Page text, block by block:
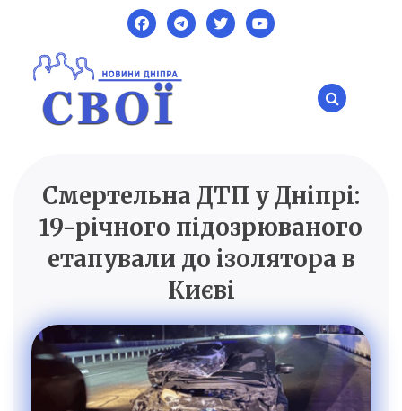
content
SVOI.DP.UA
Новини Дніпра
Смертельна ДТП у Дніпрі:
19-річного підозрюваного
етапували до ізолятора в
Києві